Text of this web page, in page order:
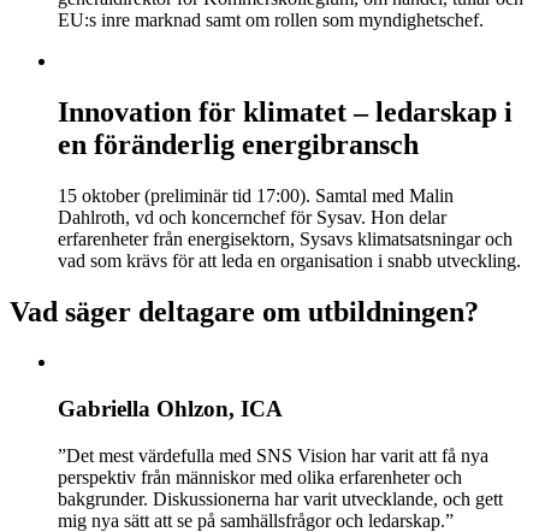
EU:s inre marknad samt om rollen som myndighetschef.
Innovation för klimatet – ledarskap i
en föränderlig energibransch
15 oktober (preliminär tid 17:00). Samtal med Malin
Dahlroth, vd och koncernchef för Sysav. Hon delar
erfarenheter från energisektorn, Sysavs klimatsatsningar och
vad som krävs för att leda en organisation i snabb utveckling.
Vad säger deltagare om utbildningen?
Gabriella Ohlzon, ICA
”Det mest värdefulla med SNS Vision har varit att få nya
perspektiv från människor med olika erfarenheter och
bakgrunder. Diskussionerna har varit utvecklande, och gett
mig nya sätt att se på samhällsfrågor och ledarskap.”